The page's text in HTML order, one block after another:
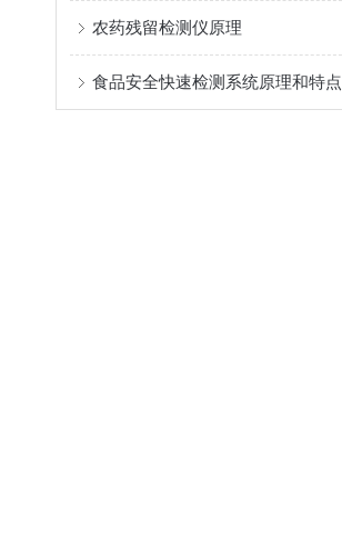
农药残留检测仪原理
食品安全快速检测系统原理和特点